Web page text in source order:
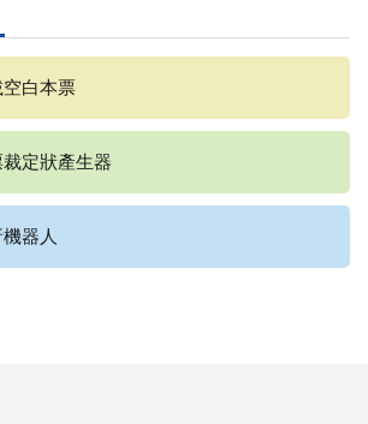
白本票
定狀產生器
器人